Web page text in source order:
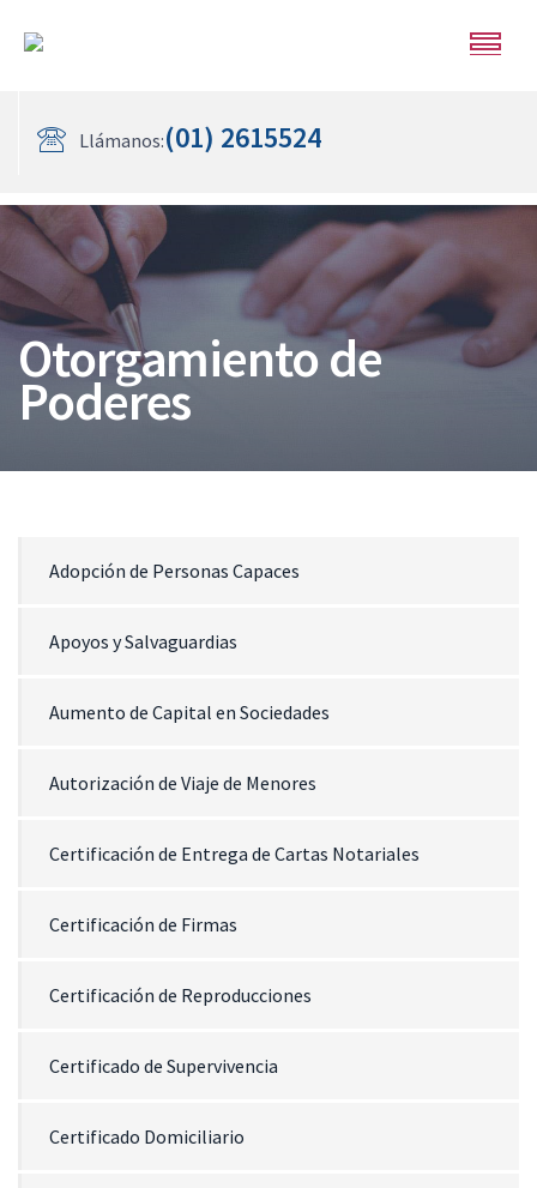
Llámanos:(01) 2615524
Otorgamiento de
Poderes
Adopción de Personas Capaces
Apoyos y Salvaguardias
Aumento de Capital en Sociedades
Autorización de Viaje de Menores
Certificación de Entrega de Cartas Notariales
Certificación de Firmas
Certificación de Reproducciones
Certificado de Supervivencia
Certificado Domiciliario